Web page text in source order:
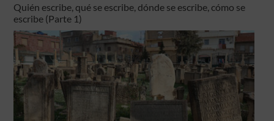
Quién escribe, qué se escribe, dónde se escribe, cómo se
escribe (Parte 1)